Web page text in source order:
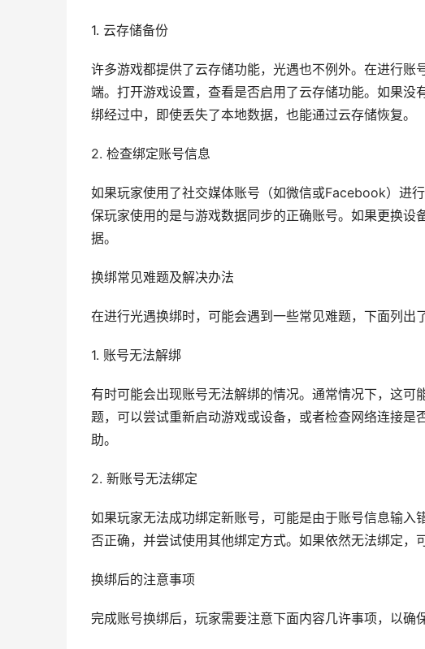
1. 云存储备份
许多游戏都提供了云存储功能，光遇也不例外。在进行
端。打开游戏设置，查看是否启用了云存储功能。如果
绑经过中，即使丢失了本地数据，也能通过云存储恢复。
2. 检查绑定账号信息
如果玩家使用了社交媒体账号（如微信或Facebook）进
保玩家使用的是与游戏数据同步的正确账号。如果更换
据。
换绑常见难题及解决办法
在进行光遇换绑时，可能会遇到一些常见难题，下面列出
1. 账号无法解绑
有时可能会出现账号无法解绑的情况。通常情况下，这
题，可以尝试重新启动游戏或设备，或者检查网络连接
助。
2. 新账号无法绑定
如果玩家无法成功绑定新账号，可能是由于账号信息输
否正确，并尝试使用其他绑定方式。如果依然无法绑定，
换绑后的注意事项
完成账号换绑后，玩家需要注意下面内容几许事项，以确